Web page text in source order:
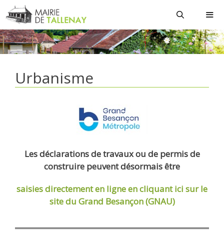
Aller
au
contenu
Urbanisme
Les déclarations de travaux ou de permis de
construire peuvent désormais être
saisies directement en ligneen cliquant ici sur le
site du Grand Besançon (GNAU)